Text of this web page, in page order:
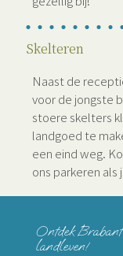
Skelteren
Naast de
voor de jongste
stoere skelters
landgoed te
een eind weg.
ons parkeren als
Ontdek Brabant
landleven!